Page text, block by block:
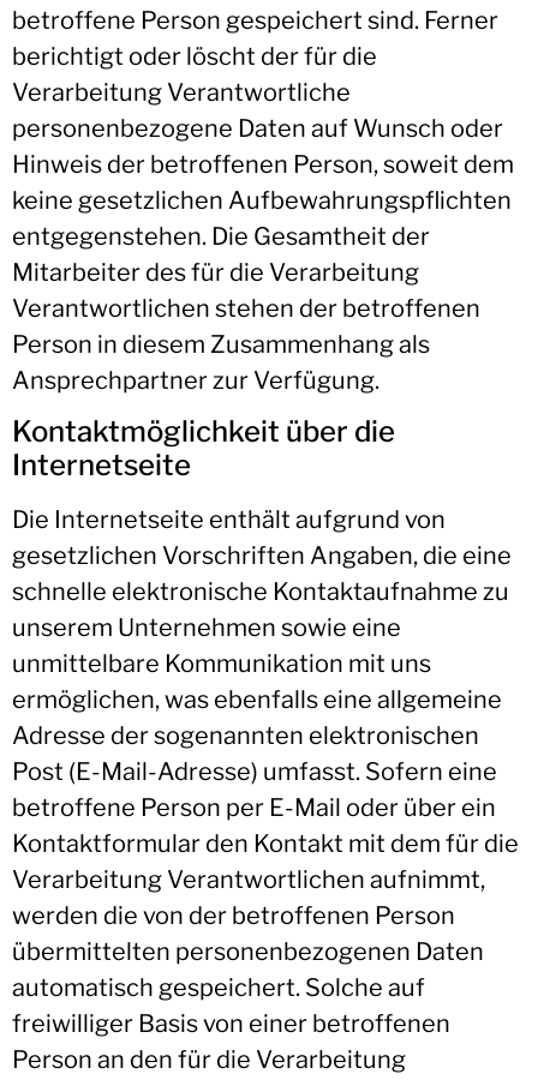
betroffene Person gespeichert sind. Ferner
berichtigt oder löscht der für die
Verarbeitung Verantwortliche
personenbezogene Daten auf Wunsch oder
Hinweis der betroffenen Person, soweit dem
keine gesetzlichen Aufbewahrungspflichten
entgegenstehen. Die Gesamtheit der
Mitarbeiter des für die Verarbeitung
Verantwortlichen stehen der betroffenen
Person in diesem Zusammenhang als
Ansprechpartner zur Verfügung.
Kontaktmöglichkeit über die
Internetseite
Die Internetseite enthält aufgrund von
gesetzlichen Vorschriften Angaben, die eine
schnelle elektronische Kontaktaufnahme zu
unserem Unternehmen sowie eine
unmittelbare Kommunikation mit uns
ermöglichen, was ebenfalls eine allgemeine
Adresse der sogenannten elektronischen
Post (E-Mail-Adresse) umfasst. Sofern eine
betroffene Person per E-Mail oder über ein
Kontaktformular den Kontakt mit dem für die
Verarbeitung Verantwortlichen aufnimmt,
werden die von der betroffenen Person
übermittelten personenbezogenen Daten
automatisch gespeichert. Solche auf
freiwilliger Basis von einer betroffenen
Person an den für die Verarbeitung